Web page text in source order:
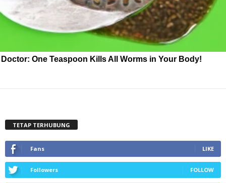
Doctor: One Teaspoon Kills All Worms in Your Body!
TETAP TERHUBUNG
Fans LIKE
Followers FOLLOW